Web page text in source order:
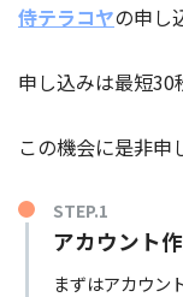
侍テラコヤの申し
申し込みは最短30
この機会に是非申
STEP.1
アカウント
まずはアカウン